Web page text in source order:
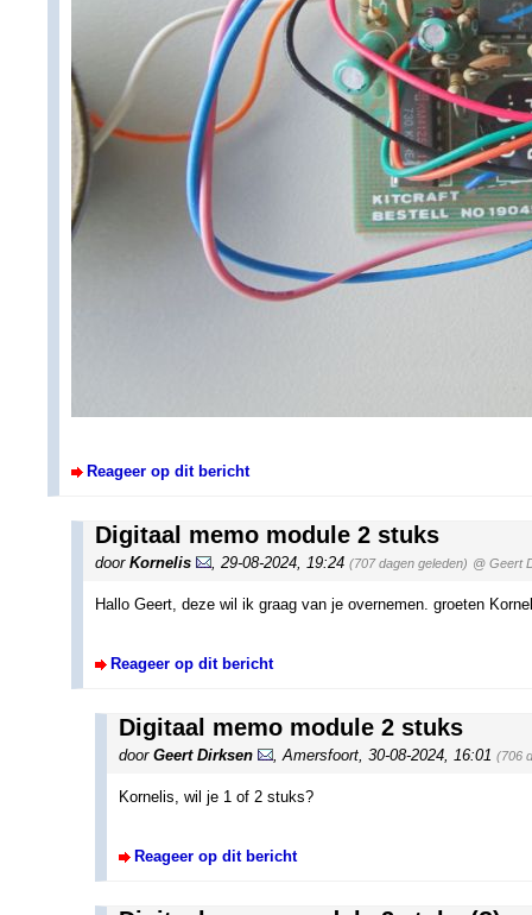
Reageer op dit bericht
Digitaal memo module 2 stuks
door Kornelis 29-08-2024, 19:24 (707 dagen geleden) @ Geert
Hallo Geert, deze wil ik graag van je overnemen. groeten
Reageer op dit bericht
Digitaal memo module 2 stuks
door Geert Dirksen Amersfoort 30-08-2024, 16:01 (706
Kornelis, wil je 1 of 2 stuks?
Reageer op dit bericht